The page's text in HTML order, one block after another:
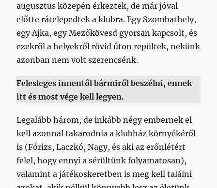
augusztus közepén érkeztek, de már jóval
előtte rátelepedtek a klubra. Egy Szombathely,
egy Ajka, egy Mezőkövesd gyorsan kapcsolt, és
ezekről a helyekről rövid úton repültek, nekünk
azonban nem volt szerencsénk.
Felesleges innentől bármiről beszélni, ennek
itt és most vége kell legyen.
Legalább három, de inkább négy embernek el
kell azonnal takarodnia a klubház környékéről
is (Fórizs, Laczkó, Nagy, és aki az erőnlétért
felel, hogy ennyi a sérültünk folyamatosan),
valamint a játékoskeretben is meg kell találni